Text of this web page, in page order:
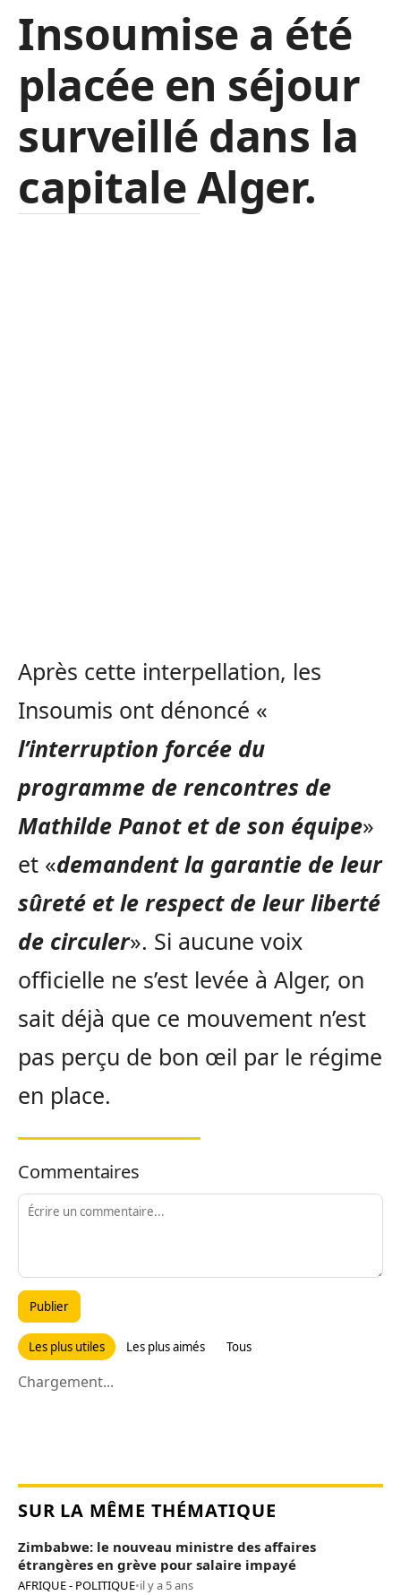
Insoumise a été
placée en séjour
surveillé dans la
capitale Alger.
Après cette interpellation, les
Insoumis ont dénoncé «
l’interruption forcée du
programme de rencontres de
Mathilde Panot et de son équipe»
et «demandent la garantie de leur
sûreté et le respect de leur liberté
de circuler». Si aucune voix
officielle ne s’est levée à Alger, on
sait déjà que ce mouvement n’est
pas perçu de bon œil par le régime
en place.
Commentaires
Publier
Les plus utiles Les plus aimés Tous
Chargement...
SUR LA MÊME THÉMATIQUE
Zimbabwe: le nouveau ministre des affaires
étrangères en grève pour salaire impayé
AFRIQUE - POLITIQUE•il y a 5 ans